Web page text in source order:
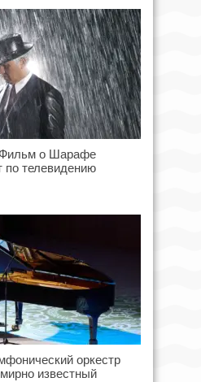
Фильм о Шарафе
по телевидению
оркестр
известный